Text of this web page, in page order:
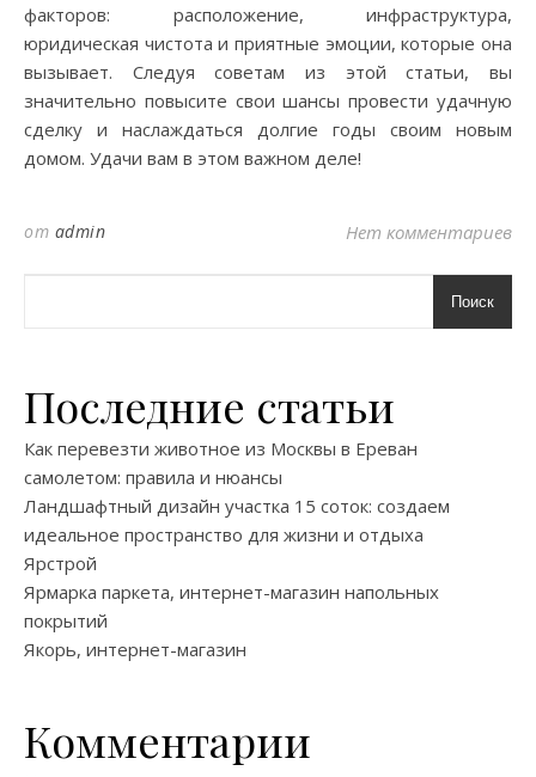
факторов: расположение, инфраструктура,
юридическая чистота и приятные эмоции, которые она
вызывает. Следуя советам из этой статьи, вы
значительно повысите свои шансы провести удачную
сделку и наслаждаться долгие годы своим новым
домом. Удачи вам в этом важном деле!
от admin Нет комментариев
Поиск
Последние статьи
Как перевезти животное из Москвы в Ереван
самолетом: правила и нюансы
Ландшафтный дизайн участка 15 соток: создаем
идеальное пространство для жизни и отдыха
Ярстрой
Ярмарка паркета, интернет-магазин напольных
покрытий
Якорь, интернет-магазин
Комментарии